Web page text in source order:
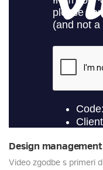
Design
Video zgodbe s primeri